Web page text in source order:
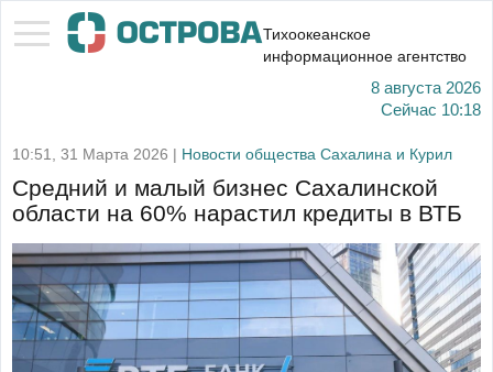
Тихоокеанское
информационное агентство
8 августа 2026
Сейчас 10:18
10:51, 31 Марта 2026 | Новости общества Сахалина и Курил
Средний и малый бизнес Сахалинской
области на 60% нарастил кредиты в ВТБ